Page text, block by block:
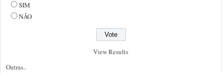
SIM
NÃO
View Results
Outras..